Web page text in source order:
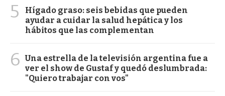
5
Hígado graso: seis bebidas que pueden
ayudar a cuidar la salud hepática y los
hábitos que las complementan
6 Una estrella de la televisión argentina fue a
ver el show de Gustaf y quedó deslumbrada:
"Quiero trabajar con vos"